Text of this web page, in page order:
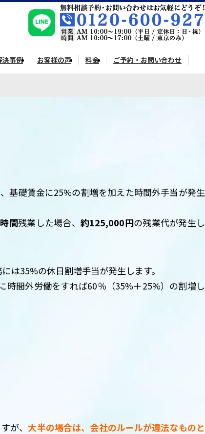
決事例 お客様の声 料金 ご予約・お問い合わせ
基礎賃金に25%の割増を加えた時間外手当が発生
間残業した場合、約125,000円の残業代が発生し
は35%の休日割増手当が発生します。
時間外労働をすれば60％（35%＋25%）の割増し
が、 大半の場合は、会社のルールが違法なものと